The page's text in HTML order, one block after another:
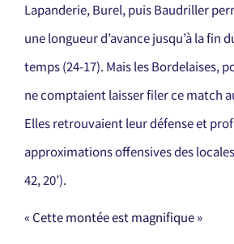
Lapanderie, Burel, puis Baudriller
une longueur d’avance jusqu’à la fin
temps (24-17). Mais les Bordelaises,
ne comptaient laisser filer ce match
Elles retrouvaient leur défense et
approximations offensives des
42, 20’).
« Cette montée est magnifique »